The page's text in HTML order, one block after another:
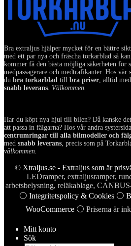
Bra extraljus hjälper mycket för en bättre
med ett par nya och fräscha torkarblad så
kommer få den bästa möjliga säkerheten för
medpassagerare och medtrafikanter. Hos vår
du bra torkarblad till bra priser , alltid med
snabb leverans Välkommen.
Har du köpt nya hjul till bilen? Då kanske
att passa in fälgarna? Hos vår andra systersida
centrumringar till alla bilmodeller och
med snabb leverans , precis som på
välkommen.
© Xtraljus.se - Extraljus som är
LEDramper, extraljusramper,
arbetsbelysning, reläkablage,
⚪ Integritetspolicy & Cookies ⚪
WooCommerce ⚪ Priserna är
Mitt konto
Sök